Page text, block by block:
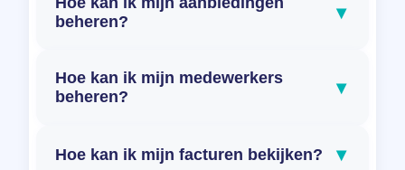
beheren?
▾
Hoe kan ik mijn medewerkers
beheren?
▾
Hoe kan ik mijn facturen bekijken? ▾